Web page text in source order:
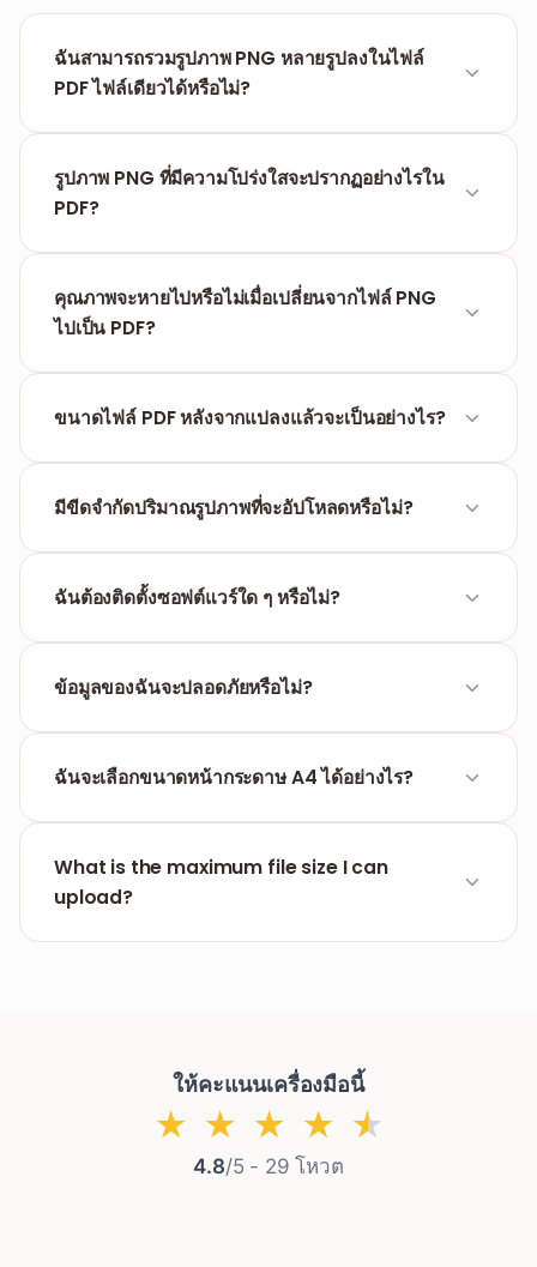
ฉันสามารถรวมรูปภาพ PNG หลายรูปลงในไฟล์
PDF ไฟล์เดียวได้หรือไม่?
พร้อมกัน จัดลำดับตามที่คุณต้องการ และจัดรวมเข้าไว้ใน
เอกสาร PDF ชุดเดียวกันได้เลย
รูปภาพ PNG ที่มีความโปร่งใสจะปรากฏอย่างไรใน
PDF?
channel) โดยอัตโนมัติ เพื่อให้มั่นใจว่ารูปภาพจะออกมาดู
สมบูรณ์แบบบนพื้นหลังสีขาวของ PDF
คุณภาพจะหายไปหรือไม่เมื่อเปลี่ยนจากไฟล์ PNG
ไปเป็น PDF?
คุณภาพสำหรับรูปภาพ PNG ทำให้ความคมชัดระดับ
ขนาดไฟล์ PDF หลังจากแปลงแล้วจะเป็นอย่างไร?
ต้นฉบับ หากไฟล์มีขนาดใหญ่เกินไป คุณสามารถใช้เครื่อง
มีขีดจำกัดปริมาณรูปภาพที่จะอัปโหลดหรือไม่?
มืออาชีพและกราฟิกดีไซน์เนอร์ประหยัดเวลาการทำงานลง
ฉันต้องติดตั้งซอฟต์แวร์ใด ๆ หรือไม่?
โดยการใช้งานเบราว์เซอร์ผ่านคอมพิวเตอร์หรือโทรศัพท์
ข้อมูลของฉันจะปลอดภัยหรือไม่?
ของเราหลังจากผ่านไป 1 ชั่วโมง ความเป็นส่วนตัวของคุณ
ฉันจะเลือกขนาดหน้ากระดาษ A4 ได้อย่างไร?
ขนาดหน้ากระดาษได้ทั้ง A4, Letter หรือปรับขนาดตาม
ขนาดภาพโดยอัตโนมัติ (Auto)
What is the maximum file size I can
upload?
ให้คะแนนเครื่องมือนี้
★ ★ ★ ★ ★
4.8/5 - 29 โหวต